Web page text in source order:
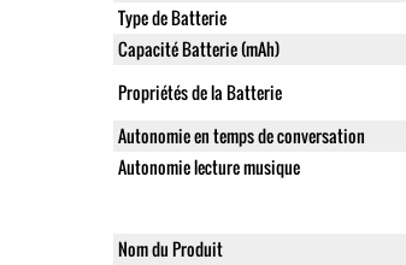
Type de Batterie
Capacité Batterie (mAh)
Propriétés de la Batterie
Autonomie en temps de conversation
Autonomie lecture musique
Nom du Produit